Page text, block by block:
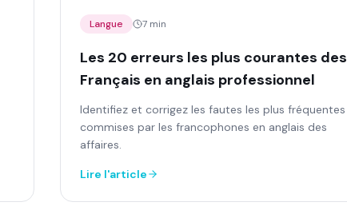
Langue 7 min
Les 20 erreurs les plus courantes des
Français en anglais professionnel
Identifiez et corrigez les fautes les plus fréquentes
commises par les francophones en anglais des
affaires.
Lire l'article